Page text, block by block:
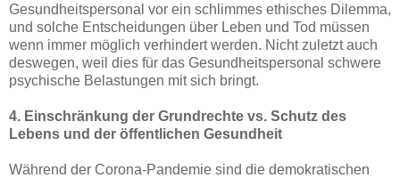
Gesundheitspersonal vor ein schlimmes ethisches Dilemma,
und solche Entscheidungen über Leben und Tod müssen
wenn immer möglich verhindert werden. Nicht zuletzt auch
deswegen, weil dies für das Gesundheitspersonal schwere
psychische Belastungen mit sich bringt.
4. Einschränkung der Grundrechte vs. Schutz des
Lebens und der öffentlichen Gesundheit
Während der Corona-Pandemie sind die demokratischen